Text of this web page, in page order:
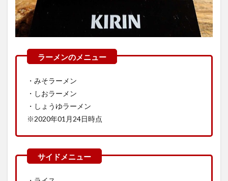
・みそラーメン
・しおラーメン
・しょうゆラーメン
※2020年01月24日時点